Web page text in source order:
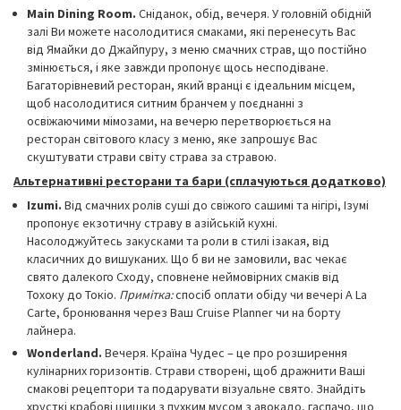
Main Dining Room. Сніданок, обід, вечеря. У головній обідній
залі Ви можете насолодитися смаками, які перенесуть Вас
від Ямайки до Джайпуру, з меню смачних страв, що постійно
змінюється, і яке завжди пропонує щось несподіване.
Багаторівневий ресторан, який вранці є ідеальним місцем,
щоб насолодитися ситним бранчем у поєднанні з
освіжаючими мімозами, на вечерю перетворюється на
ресторан світового класу з меню, яке запрошує Вас
скуштувати страви світу страва за стравою.
Альтернативні ресторани та бари (сплачуються додатково)
Izumi. Від смачних ролів суші до свіжого сашимі та нігірі, Ізумі
пропонує екзотичну страву в азійській кухні.
Насолоджуйтесь закусками та роли в стилі ізакая, від
класичних до вишуканих. Що б ви не замовили, вас чекає
свято далекого Сходу, сповнене неймовірних смаків від
Тохоку до Токіо. Примітка:спосіб оплати обіду чи вечері A La
Carte, бронювання через Ваш Cruise Planner чи на борту
лайнера.
Wonderland. Вечеря. Країна Чудес – це про розширення
кулінарних горизонтів. Страви створені, щоб дражнити Ваші
смакові рецептори та подарувати візуальне свято. Знайдіть
хрусткі крабові шишки з пухким мусом з авокадо, гаспачо, що